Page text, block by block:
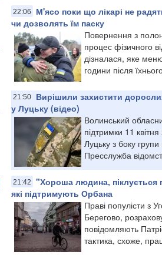
22:06
М'ясо поки що лікарі не
чи дозволять їм паску
Повернення з
процес фізичного
дізналася, яке
години після
21:50
Вирішили захистити
у Луцьку (відео)
Волинський
підтримки 11
Луцьку з боку
Пресслужба
21:42
"Хороша людина, піклується
які підтримують Орбана
Праві популісти з
Берегово,
повідомляють
тактика, схоже,